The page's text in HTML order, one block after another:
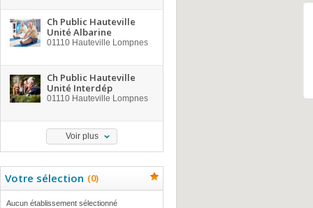
Ch Public Hauteville
Unité Albarine
01110 Hauteville Lompnes
Ch Public Hauteville
Unité Interdép
01110 Hauteville Lompnes
Voir plus
Votre sélection (0)
Aucun établissement sélectionné